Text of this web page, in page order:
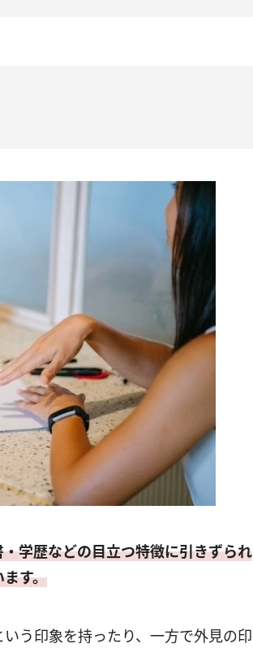
学歴などの目立つ特徴に引きずられ
す。
う印象を持ったり、一方で外見の印